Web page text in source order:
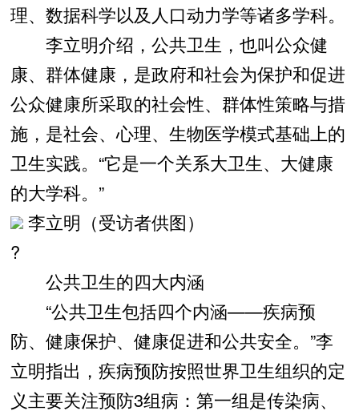
理、数据科学以及人口动力学等诸多学科。
李立明介绍，公共卫生，也叫公众健
康、群体健康，是政府和社会为保护和促进
公众健康所采取的社会性、群体性策略与措
施，是社会、心理、生物医学模式基础上的
卫生实践。“它是一个关系大卫生、大健康
的大学科。”
李立明（受访者供图）
?
公共卫生的四大内涵
“公共卫生包括四个内涵——疾病预
防、健康保护、健康促进和公共安全。”李
立明指出，疾病预防按照世界卫生组织的定
义主要关注预防3组病：第一组是传染病、